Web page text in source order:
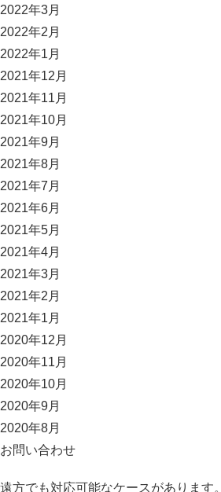
2022年3月
2022年2月
2022年1月
2021年12月
2021年11月
2021年10月
2021年9月
2021年8月
2021年7月
2021年6月
2021年5月
2021年4月
2021年3月
2021年2月
2021年1月
2020年12月
2020年11月
2020年10月
2020年9月
2020年8月
お問い合わせ
遠方でも対応可能なケースがあります。